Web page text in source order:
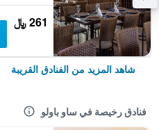
261 ﷼
شاهد المزيد من الفنادق القريبة
فنادق رخيصة في ساو باولو